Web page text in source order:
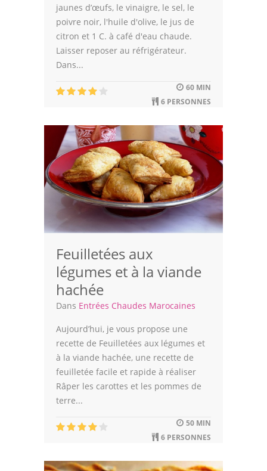
Articles
Actualités
Astuces de cuisine
Leçons de cuisine
Chefs
Forum
Thèmes
Espace Personnel
jaunes d’œufs, le vinaigre, le sel, le
poivre noir, l'huile d'olive, le jus de
citron et 1 C. à café d'eau chaude.
Laisser reposer au réfrigérateur.
Dans...
60 MIN
6 PERSONNES
Feuilletées aux
légumes et à la viande
hachée
Dans Entrées Chaudes Marocaines
Aujourd’hui, je vous propose une
recette de Feuilletées aux légumes et
à la viande hachée, une recette de
feuilletée facile et rapide à réaliser
Râper les carottes et les pommes de
terre...
50 MIN
6 PERSONNES